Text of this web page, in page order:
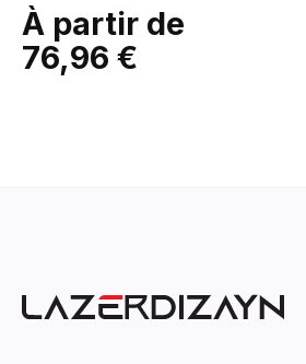
À partir de
76,96 €